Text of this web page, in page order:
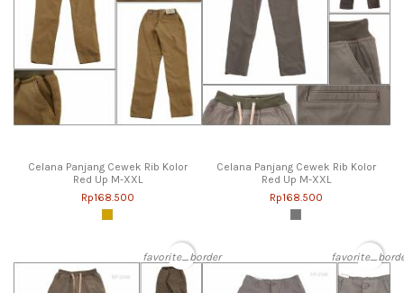
Celana Panjang Cewek Rib Kolor
Red Up M-XXL
Rp168.500
Celana Panjang Cewek Rib Kolor
Red Up M-XXL
Rp168.500
favorite_border